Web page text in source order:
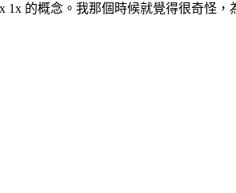
的概念。我那個時候就覺得很奇怪